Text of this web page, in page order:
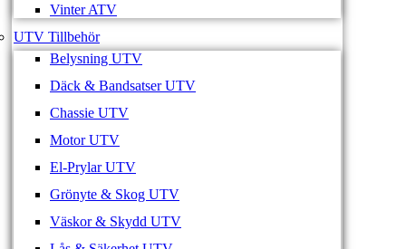
Vinter ATV
UTV Tillbehör
Belysning UTV
Däck & Bandsatser UTV
Chassie UTV
Motor UTV
El-Prylar UTV
Grönyte & Skog UTV
Väskor & Skydd UTV